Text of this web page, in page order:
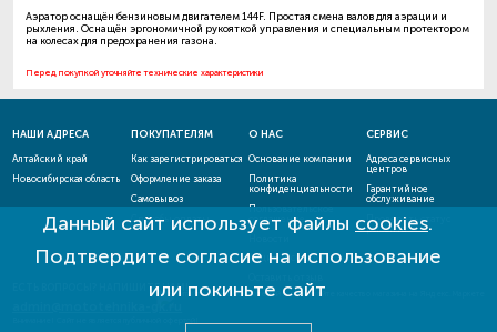
Аэратор оснащён бензиновым двигателем 144F. Простая смена валов для аэрации и
рыхления. Оснащён эргономичной рукояткой управления и специальным протектором
на колесах для предохранения газона.
Перед покупкой уточняйте технические характеристики
Данный сайт использует файлы cookies.
Подтвердите согласие на использование
или покиньте сайт
НАШИ АДРЕСА
Алтайский край
Новосибирская область
ПОКУПАТЕЛЯМ
Как зарегистрироваться
Оформление заказа
Самовывоз
Способы оплаты
О НАС
Основание компании
Политика
конфиденциальности
Пользовательское
соглашение
Акции и скидки
СЕРВИС
Адреса сервисных
центров
Гарантийное
обслуживание
Проверить статус
ремонта
ЕСТЬ ВОПРОСЫ? НАПИШИТЕ НАМ!